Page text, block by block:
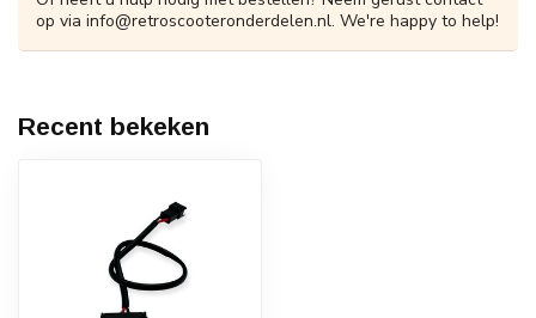
op via info@retroscooteronderdelen.nl. We're happy to help!
Recent bekeken